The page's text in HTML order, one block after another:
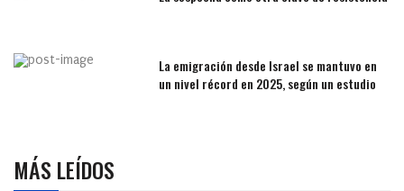
La emigración desde Israel se mantuvo en
un nivel récord en 2025, según un estudio
MÁS LEÍDOS